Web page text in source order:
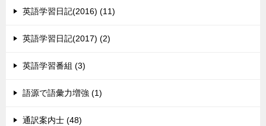
英語学習日記(2016) (11)
英語学習日記(2017) (2)
英語学習番組 (3)
語源で語彙力増強 (1)
通訳案内士 (48)